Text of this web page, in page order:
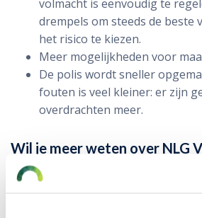
volmacht is eenvoudig te
drempels om steeds de beste
het risico te kiezen.
Meer mogelijkheden voor
De polis wordt sneller
fouten is veel kleiner: er zijn
overdrachten meer.
Wil je meer weten over NLG
Heb je een vraag over